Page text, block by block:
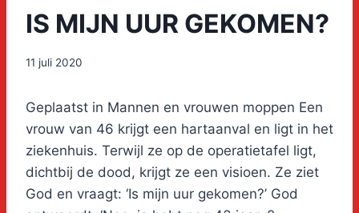
IS MIJN UUR GEKOMEN?
11 juli 2020
Geplaatst in Mannen en vrouwen moppen Een
vrouw van 46 krijgt een hartaanval en ligt in het
ziekenhuis. Terwijl ze op de operatietafel ligt,
dichtbij de dood, krijgt ze een visioen. Ze ziet
God en vraagt: ‘Is mijn uur gekomen?’ God